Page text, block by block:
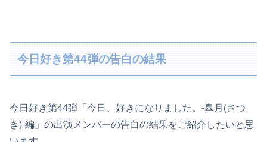
今日好き第44弾の告白の結果
今日好き第44弾「今日、好きになりました。-皐月(さつ
き)-編」の出演メンバーの告白の結果をご紹介したいと思